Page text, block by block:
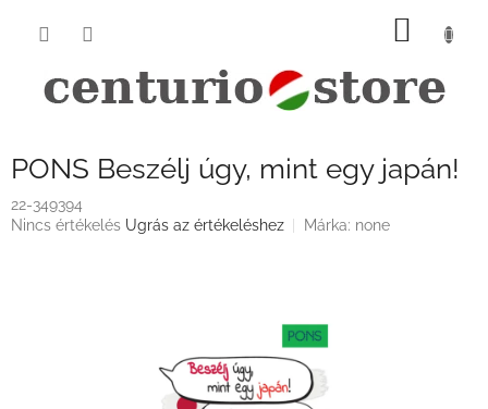
KOSÁR
PONS Beszélj úgy, mint egy japán!
22-349394
A
Nincs értékelés Ugrás az értékeléshez Márka: none